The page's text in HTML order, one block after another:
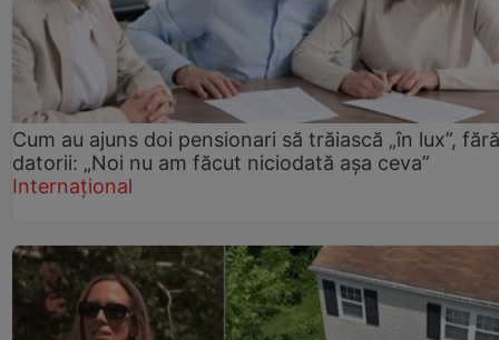
Cum au ajuns doi pensionari să trăiască „în lux”, fără
datorii: „Noi nu am făcut niciodată așa ceva”
Internațional